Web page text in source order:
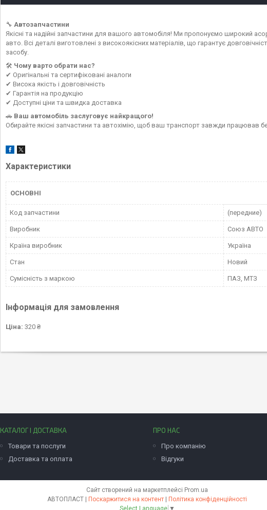
🔧 Автозапчастини
Якісні та надійні запчастини для вашого автомобіля! Ми пропонуємо широкий
авто. Всі деталі виготовлені з високоякісних матеріалів, що гарантує
засобу.
🛠 Чому варто обрати нас?
✔ Оригінальні та сертифіковані аналоги
✔ Висока якість і довговічність
✔ Гарантія на продукцію
✔ Доступні ціни та швидка доставка
🚗 Ваш автомобіль заслуговує найкращого!
Обирайте якісні запчастини та автохімію, щоб ваш транспорт завжди працював
Характеристики
ОСНОВНІ
Код запчастини (передние)
Виробник Союз АВТО
Країна виробник Україна
Стан Новий
Сумісність з маркою ПАЗ, МТЗ
Інформація для замовлення
Ціна: 320 ₴
КАТАЛОГ І ДОСТАВКА
Товари та послуги
Доставка та оплата
ПРО НАС
Про компанію
Відгуки
Сайт створений на маркетплейсі Prom.ua
АВТОПЛАСТ | Поскаржитися на контент | Політика конфіденційності